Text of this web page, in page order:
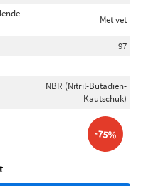
Met vet
97
NBR (Nitril-Butadien-
Kautschuk)
-75%